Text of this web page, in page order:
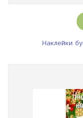
Наклейки